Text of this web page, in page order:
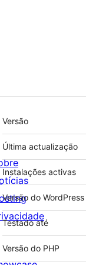
Metadados
Versão
Última actualização
Instalações activas
Versão do WordPress
Testado até
Versão do PHP